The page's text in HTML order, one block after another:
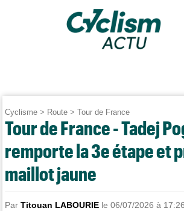
Cyclisme > Route >Tour de France
Tour de France - Tadej
remporte la 3e étape et
maillot jaune
ParTitouan LABOURIE le 06/07/2026 à 17:26